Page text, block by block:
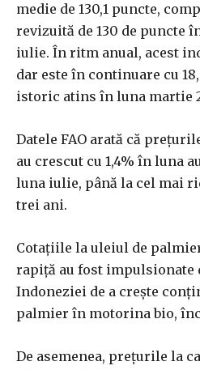
medie de 130,1 puncte,
revizuită de 130 de puncte
iulie. În ritm anual, acest
dar este în continuare cu
istoric atins în luna martie
Datele FAO arată că
au crescut cu 1,4% în luna
luna iulie, până la cel mai
trei ani.
Cotaţiile la uleiul de
rapiţă au fost impulsionate
Indoneziei de a creşte
palmier în motorina bio,
De asemenea, preţurile la